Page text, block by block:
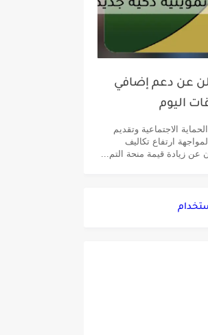
عن دعم إضافي
الاجتماعية وتقديم
ارتفاع تكاليف
عن زيادة قيمة منحة التم...